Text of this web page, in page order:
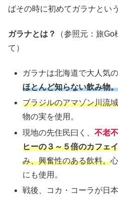
ばその時に初めてガラナとい
ガラナとは？
（参照元：旅
て）
ガラナは北海道で大人気
ほとんど知らない飲み物。
ブラジルのアマゾン川流
物の実を使用。
現地の先住民曰く、不老
ヒーの３～５倍のカフェ
み、興奮性のある飲料。
にも使用。
戦後、コカ・コーラが日